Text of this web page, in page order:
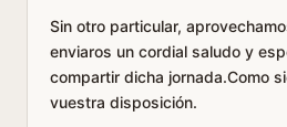
Sin otro particular,
enviaros un cordial saludo y
compartir dicha jornada.Como
vuestra disposición.